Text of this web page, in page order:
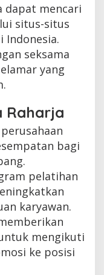
dapat mencari
situs-situs
Indonesia.
seksama
yang
Raharja
bagi
pelatihan
karyawan.
mengikuti
ke posisi